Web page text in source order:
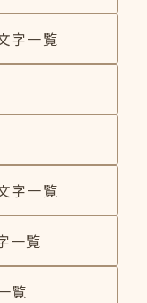
字一覧
字一覧
一覧
覧